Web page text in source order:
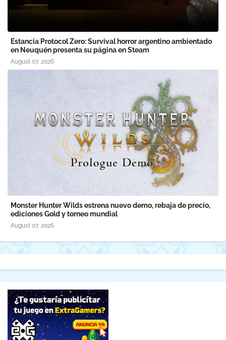
Estancia Protocol Zero: Survival horror argentino ambientado
en Neuquén presenta su página en Steam
August 07, 2026
Monster Hunter Wilds estrena nuevo demo, rebaja de precio,
ediciones Gold y torneo mundial
August 07, 2026